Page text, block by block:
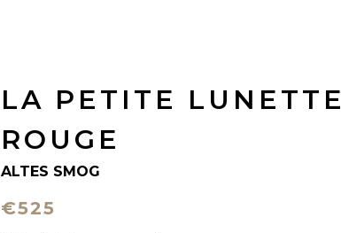
LA PETITE LUNETTE
ROUGE
ALTES SMOG
€525